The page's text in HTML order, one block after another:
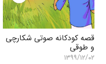
قصه کودکانه صوتی شکارچی
و طوقی
۱۳۹۹/۱۲/۰۲